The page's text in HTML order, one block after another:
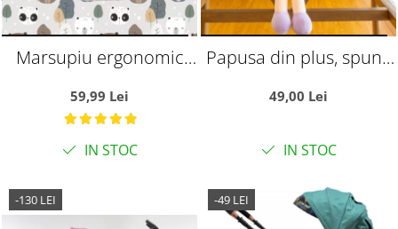
Marsupiu ergonomic
bebelusi, Frunze si
Ursuleti, gri
59,99 Lei
IN STOC
Papusa din plus, spune
mov
49,00 Lei
IN STOC
-130 LEI -49 LEI